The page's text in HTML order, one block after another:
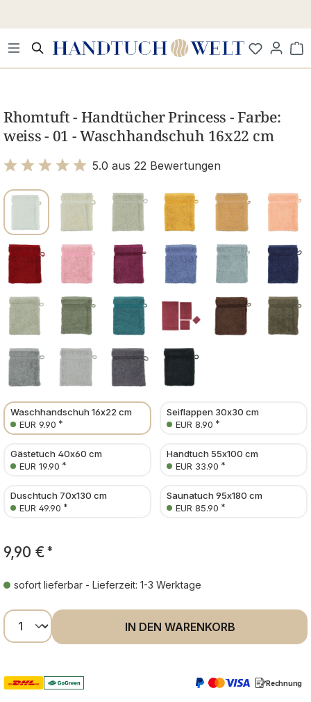
Rhomtuft - Handtücher Princess - Farbe:
weiss - 01 - Waschhandschuh 16x22 cm
5.0 aus 22 Bewertungen
Waschhandschuh 16x22 cm
EUR 9.90 *
Seiflappen 30x30 cm
EUR 8.90 *
Gästetuch 40x60 cm
EUR 19.90 *
Handtuch 55x100 cm
EUR 33.90 *
Duschtuch 70x130 cm
EUR 49.90 *
Saunatuch 95x180 cm
EUR 85.90 *
9,90 € *
sofort lieferbar - Lieferzeit: 1-3 Werktage
Produkt Anzahl: Gib den gewünschten
IN DEN WARENKORB
Rechnung